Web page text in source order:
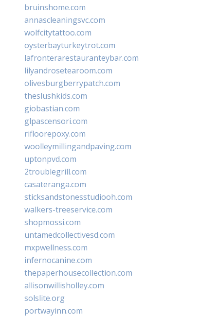
bruinshome.com
annascleaningsvc.com
wolfcitytattoo.com
oysterbayturkeytrot.com
lafronterarestauranteybar.com
lilyandrosetearoom.com
olivesburgberrypatch.com
theslushkids.com
giobastian.com
glpascensori.com
rifloorepoxy.com
woolleymillingandpaving.com
uptonpvd.com
2troublegrill.com
casateranga.com
sticksandstonesstudiooh.com
walkers-treeservice.com
shopmossi.com
untamedcollectivesd.com
mxpwellness.com
infernocanine.com
thepaperhousecollection.com
allisonwillisholley.com
solslite.org
portwayinn.com